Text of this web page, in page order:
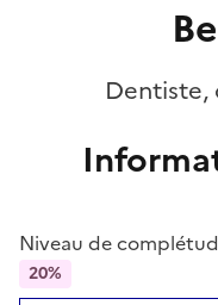
Dentiste,
Niveau de
20%